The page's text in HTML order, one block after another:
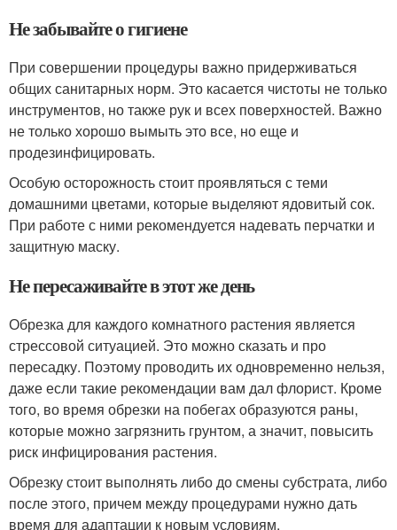
Не забывайте о гигиене
При совершении процедуры важно придерживаться
общих санитарных норм. Это касается чистоты не только
инструментов, но также рук и всех поверхностей. Важно
не только хорошо вымыть это все, но еще и
продезинфицировать.
Особую осторожность стоит проявляться с теми
домашними цветами, которые выделяют ядовитый сок.
При работе с ними рекомендуется надевать перчатки и
защитную маску.
Не пересаживайте в этот же день
Обрезка для каждого комнатного растения является
стрессовой ситуацией. Это можно сказать и про
пересадку. Поэтому проводить их одновременно нельзя,
даже если такие рекомендации вам дал флорист. Кроме
того, во время обрезки на побегах образуются раны,
которые можно загрязнить грунтом, а значит, повысить
риск инфицирования растения.
Обрезку стоит выполнять либо до смены субстрата, либо
после этого, причем между процедурами нужно дать
время для адаптации к новым условиям.